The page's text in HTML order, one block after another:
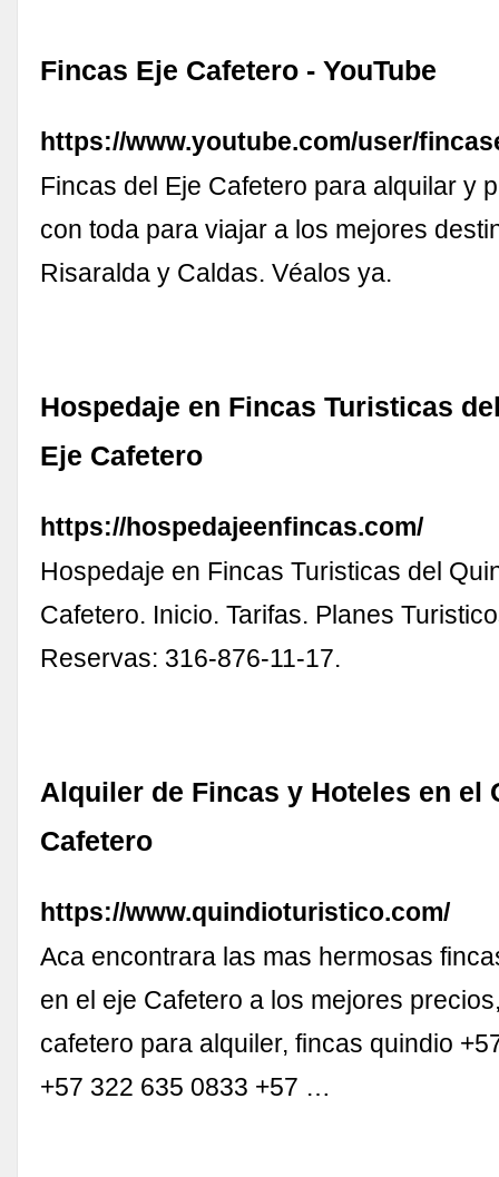
Fincas Eje Cafetero - YouTube
https://www.youtube.com/user/
Fincas del Eje Cafetero para alquilar y
con toda para viajar a los mejores
Risaralda y Caldas. Véalos ya.
Hospedaje en Fincas Turisticas
Eje Cafetero
https://hospedajeenfincas.com/
Hospedaje en Fincas Turisticas del
Cafetero. Inicio. Tarifas. Planes
Reservas: 316-876-11-17.
Alquiler de Fincas y Hoteles en el
Cafetero
https://www.quindioturistico.com/
Aca encontrara las mas hermosas
en el eje Cafetero a los mejores
cafetero para alquiler, fincas quindio
+57 322 635 0833 +57 …